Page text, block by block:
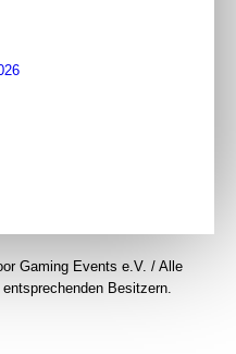
Gaming Events e.V. / Alle
Besitzern.